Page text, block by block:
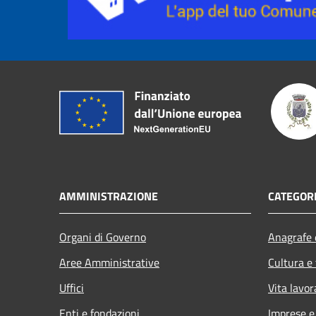
AMMINISTRAZIONE
Organi di Governo
Aree Amministrative
Uffici
Cultura
Vita